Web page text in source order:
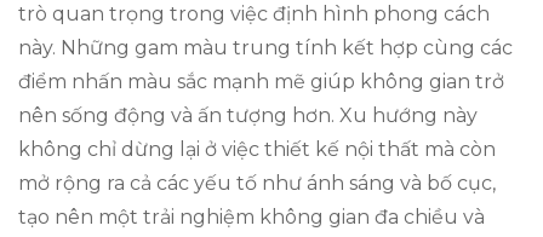
trò quan trọng trong việc định hình phong cách
này. Những gam màu trung tính kết hợp cùng các
điểm nhấn màu sắc mạnh mẽ giúp không gian trở
nên sống động và ấn tượng hơn. Xu hướng này
không chỉ dừng lại ở việc thiết kế nội thất mà còn
mở rộng ra cả các yếu tố như ánh sáng và bố cục,
tạo nên một trải nghiệm không gian đa chiều và